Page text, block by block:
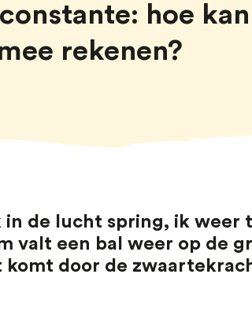
hoe
rekenen?
in de lucht spring, ik weer
valt een bal weer op de
komt door de